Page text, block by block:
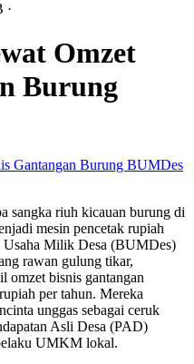
·
Omzet
Burung
sangka riuh kicauan burung di
mesin pencetak rupiah
Usaha Milik Desa (BUMDes)
rawan gulung tikar,
omzet bisnis gantangan
per tahun. Mereka
unggas sebagai ceruk
Asli Desa (PAD)
UMKM lokal.